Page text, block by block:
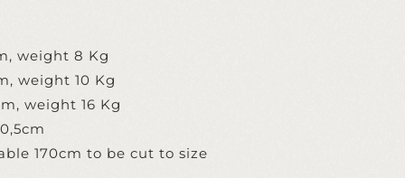
weight 8 Kg
weight 10 Kg
weight 16 Kg
170cm to be cut to size